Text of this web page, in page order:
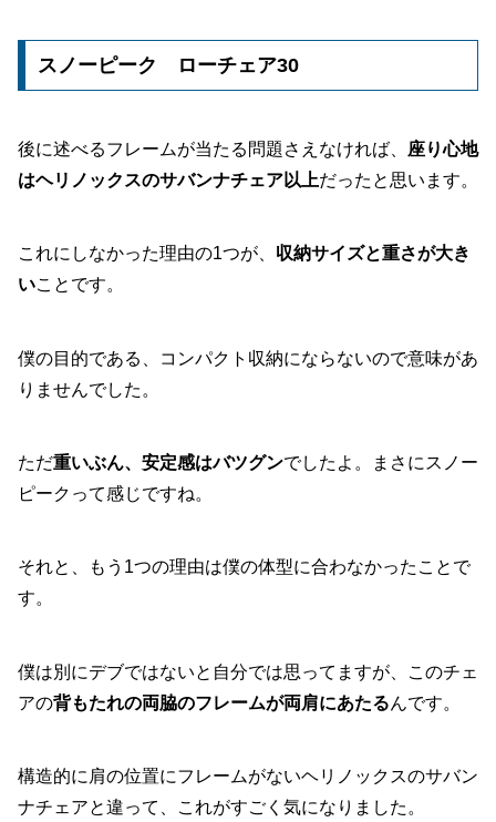
スノーピーク ローチェア30
後に述べるフレームが当たる問題さえなければ、 座り心地
はヘリノックスのサバンナチェア以上だったと思います。
これにしなかった理由の1つが、 収納サイズと重さが大き
いことです。
僕の目的である、コンパクト収納にならないので意味があ
りませんでした。
ただ重いぶん、安定感はバツグンでしたよ。まさにスノー
ピークって感じですね。
それと、もう1つの理由は僕の体型に合わなかったことで
す。
僕は別にデブではないと自分では思ってますが、このチェ
アの背もたれの両脇のフレームが両肩にあたるんです。
構造的に肩の位置にフレームがないヘリノックスのサバン
ナチェアと違って、これがすごく気になりました。